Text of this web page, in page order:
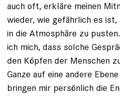
auch oft, erkläre meinen
wieder, wie gefährlich es ist,
in die Atmosphäre zu
ich mich, dass solche
den Köpfen der Menschen
Ganze auf eine andere
bringen mir persönlich die